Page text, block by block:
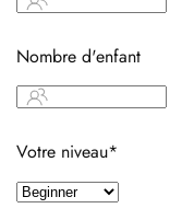
Nombre d'enfant
Votre niveau*